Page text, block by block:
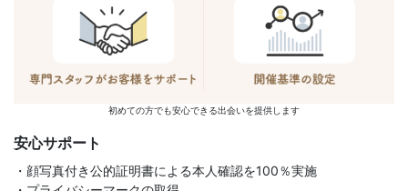
初めての方でも安心できる出会いを提供します
安心サポート
・顔写真付き公的証明書による本人確認を100％実施